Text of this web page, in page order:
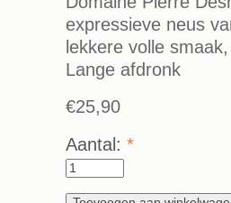
expressieve neus
lekkere volle
Lange afdronk
€25,90
Aantal: *